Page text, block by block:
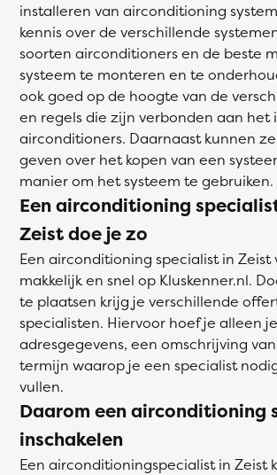
installeren van airconditioning
kennis over de verschillende
soorten airconditioners en de beste
systeem te monteren en te
ook goed op de hoogte van de
en regels die zijn verbonden aan het
airconditioners. Daarnaast kunnen
geven over het kopen van een
manier om het systeem te gebruiken.
Een airconditioning
Zeist doe je zo
Een airconditioning specialist in Zeist
makkelijk en snel op Kluskenner.nl.
te plaatsen krijg je verschillende
specialisten. Hiervoor hoef je alleen je
adresgegevens, een omschrijving
termijn waarop je een specialist
vullen.
Daarom een airconditioning
inschakelen
Een airconditioningspecialist in Zeist